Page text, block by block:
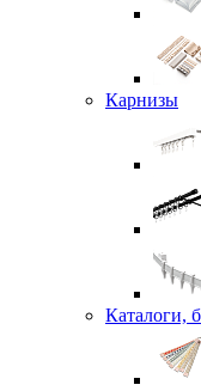
Карнизы
Каталоги,